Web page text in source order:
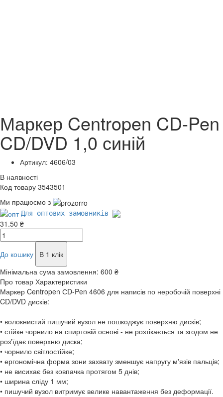
Маркер Centropen CD-Pen
CD/DVD 1,0 синій
Артикул: 4606/03
В наявності
Код товару 3543501
Ми працюємо з
Для оптових замовників
31.50 ₴
До кошику
В 1 клік
Мінімальна сума замовлення: 600 ₴
Про товар Характеристики
Маркер Centropen СD-Pen 4606 для написів по неробочій поверхні
CD/DVD дисків:
• волокнистий пишучий вузол не пошкоджує поверхню дисків;
• стійке чорнило на спиртовій основі - не розтікається та згодом не
роз'їдає поверхню диска;
• чорнило світлостійке;
• ергономічна форма зони захвату зменшує напругу м'язів пальців;
• не висихає без ковпачка протягом 5 днів;
• ширина сліду 1 мм;
• пишучий вузол витримує велике навантаження без деформації.